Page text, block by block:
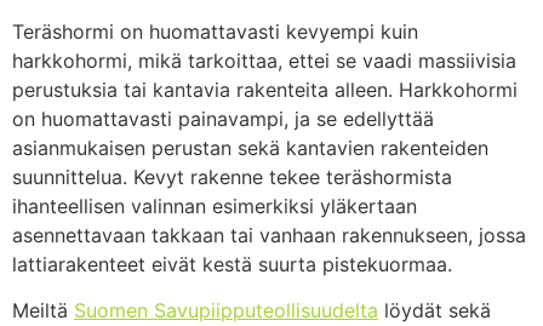
Teräshormi on huomattavasti kevyempi kuin
harkkohormi, mikä tarkoittaa, ettei se vaadi massiivisia
perustuksia tai kantavia rakenteita alleen. Harkkohormi
on huomattavasti painavampi, ja se edellyttää
asianmukaisen perustan sekä kantavien rakenteiden
suunnittelua. Kevyt rakenne tekee teräshormista
ihanteellisen valinnan esimerkiksi yläkertaan
asennettavaan takkaan tai vanhaan rakennukseen, jossa
lattiarakenteet eivät kestä suurta pistekuormaa.
Meiltä Suomen Savupiipputeollisuudelta löydät sekä